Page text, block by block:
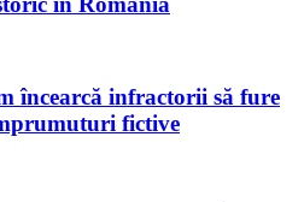
încearcă infractorii să fure
fictive